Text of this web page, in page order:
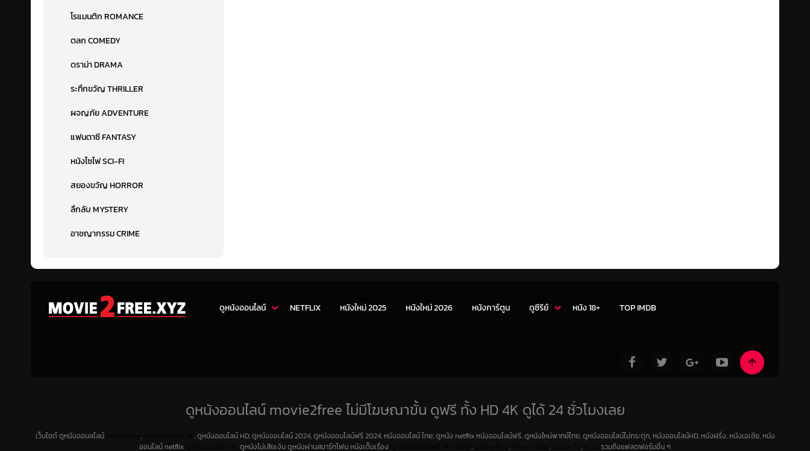
โรแมนติก ROMANCE
ตลก COMEDY
ดราม่า DRAMA
ระทึกขวัญ THRILLER
ผจญภัย ADVENTURE
แฟนตาซี FANTASY
หนังไซไฟ SCI-FI
สยองขวัญ HORROR
ลึกลับ MYSTERY
อาชญากรรม CRIME
ดูหนังออนไลน์ NETFLIX หนังใหม่ 2025 หนังใหม่ 2026 หนังการ์ตูน ดูซีรีย์ หนัง 18+ TOP IMDB
ดูหนังออนไลน์ movie2free ไม่มีโฆษณาขั้น ดูฟรี ทั้ง HD 4K ดูได้ 24 ชั่วโมงเลย
เว็บไซต์ ดูหนังออนลไลน์ ,
, ดูหนังออนไลน์ HD, ดูหนังออนไลน์ 2024, ดูหนังออนไลน์ฟรี 2024, หนังออนไลน์ ไทย, ดูหนัง netflix หนังออนไลน์ฟรี, ดูหนังใหม่พากย์ไทย, ดูหนังออนไลน์ไม่กระตุก, หนังออนไลน์HD, หนังฝรั่ง, หนังเอเชีย, หนัง
ออนไลน์ netflix
ดูหนังไม่เสียเงิน ดูหนังผ่านสมาร์ทโฟน หนังเต็มเรื่อง , , , , รวมถึงแฟลตฟอร์มอื่น ๆ